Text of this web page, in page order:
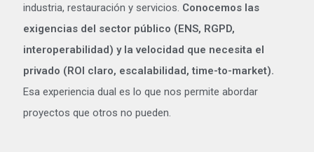
industria, restauración y servicios. Conocemos las
exigencias del sector público (ENS, RGPD,
interoperabilidad) y la velocidad que necesita el
privado (ROI claro, escalabilidad, time-to-market).
Esa experiencia dual es lo que nos permite abordar
proyectos que otros no pueden.